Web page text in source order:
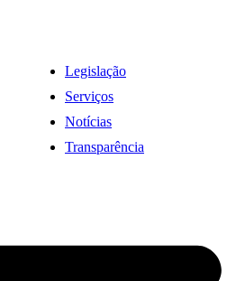
Legislação
Serviços
Notícias
Transparência